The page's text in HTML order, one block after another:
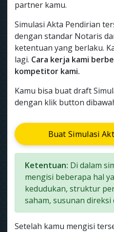
partner kamu.
Simulasi Akta Pendirian
dengan standar Notaris
ketentuan yang berlaku.
lagi. Cara kerja kami
kompetitor kami.
Kamu bisa buat draft
dengan klik button
Buat Simulasi
Ketentuan: Di dalam
mengisi beberapa hal
kedudukan, struktur
saham, susunan direksi
Setelah kamu mengisi